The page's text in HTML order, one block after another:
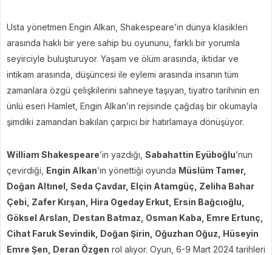
Usta yönetmen Engin Alkan, Shakespeare’in dünya klasikleri
arasında haklı bir yere sahip bu oyununu, farklı bir yorumla
seyirciyle buluşturuyor. Yaşam ve ölüm arasında, iktidar ve
intikam arasında, düşüncesi ile eylemi arasında insanın tüm
zamanlara özgü çelişkilerini sahneye taşıyan, tiyatro tarihinin en
ünlü eseri Hamlet, Engin Alkan’ın rejisinde çağdaş bir okumayla
şimdiki zamandan bakılan çarpıcı bir hatırlamaya dönüşüyor.
William Shakespeare’in yazdığı, Sabahattin Eyüboğlu’nun
çevirdiği, Engin Alkan’ın yönettiği oyunda Müslüm Tamer,
Doğan Altınel, Seda Çavdar, Elçin Atamgüç, Zeliha Bahar
Çebi, Zafer Kırşan, Hira Ogeday Erkut, Ersin Bağcıoğlu,
Göksel Arslan, Destan Batmaz, Osman Kaba, Emre Ertunç,
Cihat Faruk Sevindik, Doğan Şirin, Oğuzhan Oğuz, Hüseyin
Emre Şen, Deran Özgen rol alıyor. Oyun, 6-9 Mart 2024 tarihleri